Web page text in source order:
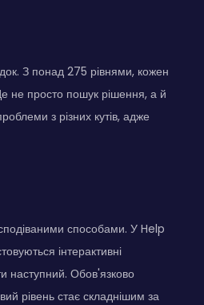
З понад 275 рівнями, кожен
не просто пошук рішення, а й
з різних кутів, адже
способами. У Help
інтерактивні
наступний. Обов'язково
рівень стає складнішим за